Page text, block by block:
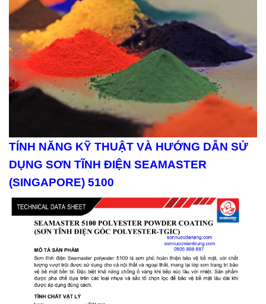
TÍNH NĂNG KỸ THUẬT VÀ HƯỚNG DẪN SỬ
DỤNG SƠN TĨNH ĐIỆN SEAMASTER
(SINGAPORE) 5100